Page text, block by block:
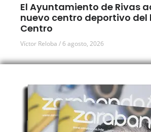
El Ayuntamiento de Rivas
nuevo centro deportivo del
Centro
Víctor Reloba 6 agosto, 2026